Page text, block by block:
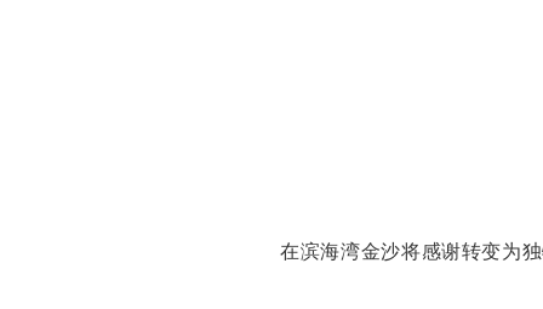
在滨海湾金沙将感谢转变为